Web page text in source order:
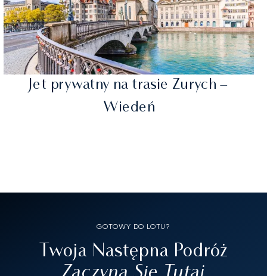
Jet prywatny na trasie Zurych –
Wiedeń
GOTOWY DO LOTU?
Twoja Następna Podróż